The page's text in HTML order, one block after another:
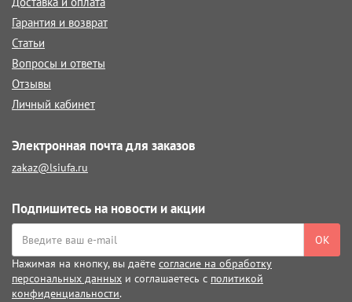
Гарантия и возврат
Статьи
Вопросы и ответы
Отзывы
Личный кабинет
Электронная почта для заказов
zakaz@lsiufa.ru
Подпишитесь на новости и акции
ОК
Нажимая на кнопку, вы даёте согласие на обработку
персональных данных и соглашаетесь с политикой
конфиденциальности.